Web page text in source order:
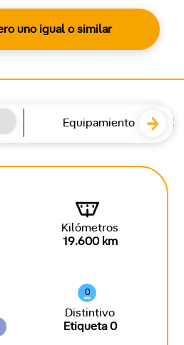
uno igual o similar
Equipamiento
Kilómetros
19.600 km
0
Distintivo
Etiqueta 0